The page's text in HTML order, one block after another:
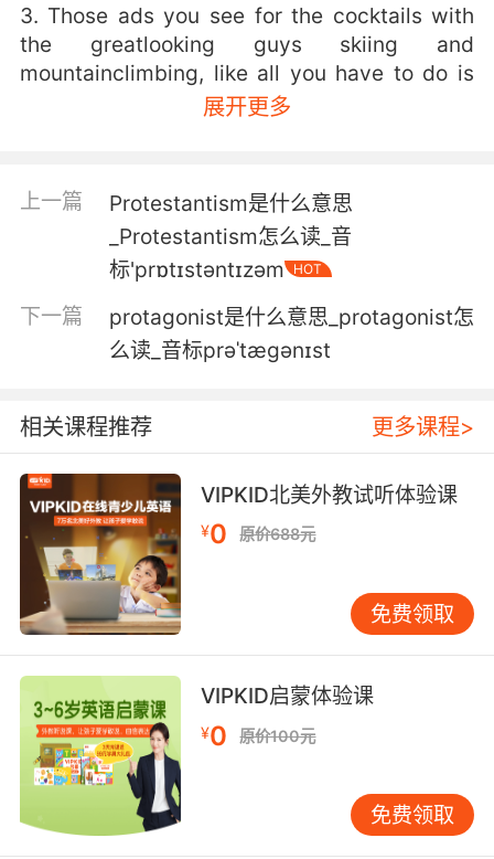
3. Those ads you see for the cocktails with
the greatlooking guys skiing and
mountainclimbing, like all you have to do is
pop a little protease inhibitor, and you too
男人 快乐地滑雪或爬山 好像你只需要注射一点蛋
白酶抑制剂 就也可以享受美好的人生
展开更多
上一篇
Protestantism是什么意思
_Protestantism怎么读_音
标'prɒtɪstəntɪzəm
HOT
下一篇
protagonist是什么意思_protagonist怎
么读_音标prəˈtægənɪst
相关课程推荐 更多课程>
VIPKID北美外教试听体验课
¥0 原价688元
免费领取
VIPKID启蒙体验课
¥0 原价100元
免费领取